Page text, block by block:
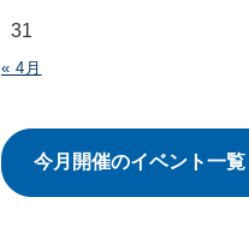
« 4月
31
今月開催のイベント一覧